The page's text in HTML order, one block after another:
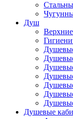
Душ
Душевые